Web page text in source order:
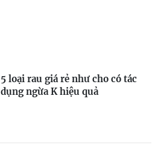
5 loại rau giá rẻ như cho có tác
dụng ngừa K hiệu quả